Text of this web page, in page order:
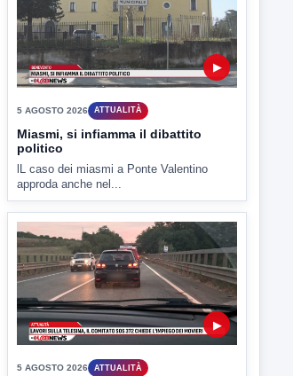
piano industriale
L'assemblea dei lavoratori Hanon questa
mattina a Contrada Olivola. Decisa...
5 AGOSTO 2026 ATTUALITÀ
Miasmi, si infiamma il dibattito
politico
lL caso dei miasmi a Ponte Valentino
approda anche nel...